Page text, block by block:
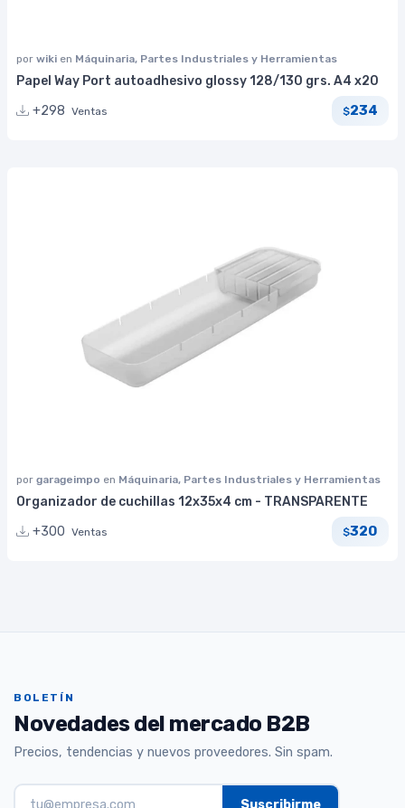
por wiki en Máquinaria, Partes Industriales y Herramientas
Papel Way Port autoadhesivo glossy 128/130 grs. A4 x20
+298 Ventas $234
por garageimpo en Máquinaria, Partes Industriales y Herramientas
Organizador de cuchillas 12x35x4 cm - TRANSPARENTE
+300 Ventas $320
BOLETÍN
Novedades del mercado B2B
Precios, tendencias y nuevos proveedores. Sin spam.